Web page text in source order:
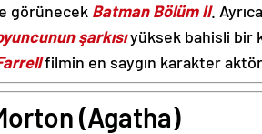
görünecek Batman Bölüm II.
şarkısıyüksek bahisli bir
filmin en saygın karakter
(Agatha)